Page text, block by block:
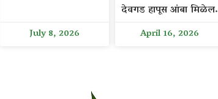
July 8, 2026
देवगड हापूस आंबा मिळेल.
April 16, 2026